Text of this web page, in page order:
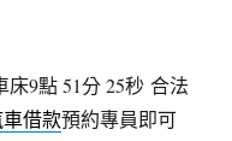
床9點 51分 25秒 合法
借款預約專員即可